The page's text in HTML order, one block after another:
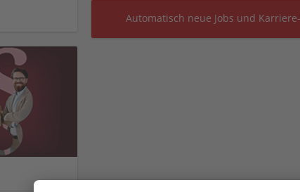
Automatisch neue Jobs und